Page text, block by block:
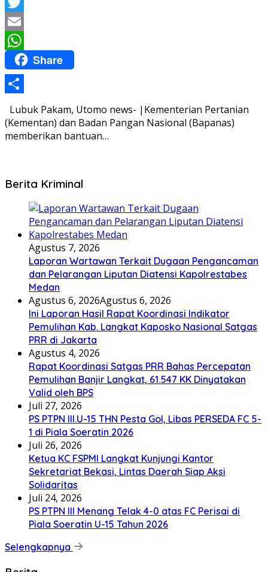
Twitter
Email
WhatsApp
Share
Share
Lubuk Pakam, Utomo news- |Kementerian Pertanian
(Kementan) dan Badan Pangan Nasional (Bapanas)
memberikan bantuan…
Berita Kriminal
Agustus 7, 2026
Laporan Wartawan Terkait Dugaan Pengancaman
dan Pelarangan Liputan Diatensi Kapolrestabes
Medan
Agustus 6, 2026Agustus 6, 2026
Ini Laporan Hasil Rapat Koordinasi Indikator
Pemulihan Kab. Langkat Kaposko Nasional Satgas
PRR di Jakarta
Agustus 4, 2026
Rapat Koordinasi Satgas PRR Bahas Percepatan
Pemulihan Banjir Langkat, 61.547 KK Dinyatakan
Valid oleh BPS
Juli 27, 2026
PS PTPN III.U-15 THN Pesta Gol, Libas PERSEDA FC 5-
1 di Piala Soeratin 2026
Juli 26, 2026
Ketua KC FSPMI Langkat Kunjungi Kantor
Sekretariat Bekasi, Lintas Daerah Siap Aksi
Solidaritas
Juli 24, 2026
PS PTPN III Menang Telak 4-0 atas FC Perisai di
Piala Soeratin U-15 Tahun 2026
Selengkapnya